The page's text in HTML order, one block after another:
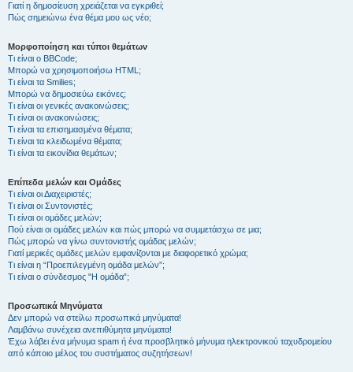
Γιατί η δημοσίευση χρειάζεται να εγκριθεί;
Πώς σημειώνω ένα θέμα μου ως νέο;
Μορφοποίηση και τύποι θεμάτων
Τι είναι ο BBCode;
Μπορώ να χρησιμοποιήσω HTML;
Τι είναι τα Smilies;
Μπορώ να δημοσιεύω εικόνες;
Τι είναι οι γενικές ανακοινώσεις;
Τι είναι οι ανακοινώσεις;
Τι είναι τα επισημασμένα θέματα;
Τι είναι τα κλειδωμένα θέματα;
Τι είναι τα εικονίδια θεμάτων;
Επίπεδα μελών και Ομάδες
Τι είναι οι Διαχειριστές;
Τι είναι οι Συντονιστές;
Τι είναι οι ομάδες μελών;
Πού είναι οι ομάδες μελών και πώς μπορώ να συμμετάσχω σε μια;
Πώς μπορώ να γίνω συντονιστής ομάδας μελών;
Γιατί μερικές ομάδες μελών εμφανίζονται με διαφορετικό χρώμα;
Τι είναι η “Προεπιλεγμένη ομάδα μελών”;
Τι είναι ο σύνδεσμος "Η ομάδα”;
Προσωπικά Μηνύματα
Δεν μπορώ να στείλω προσωπικά μηνύματα!
Λαμβάνω συνέχεια ανεπιθύμητα μηνύματα!
Έχω λάβει ένα μήνυμα spam ή ένα προσβλητικό μήνυμα ηλεκτρονικού ταχυδρομείου
από κάποιο μέλος του συστήματος συζητήσεων!